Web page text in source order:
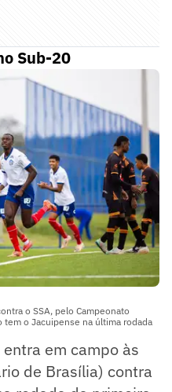
Sub-20
o SSA, pelo Campeonato
tem o Jacuipense na última rodada
em campo às
de Brasília) contra